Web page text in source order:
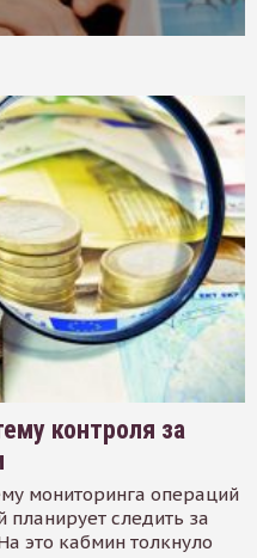
контроля за
мониторинга операций
следить за
это кабмин толкнуло